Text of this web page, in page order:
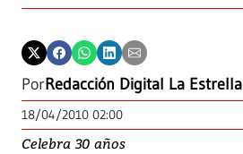
PorRedacción Digital La Estrella
18/04/2010 02:00
Celebra 30 años